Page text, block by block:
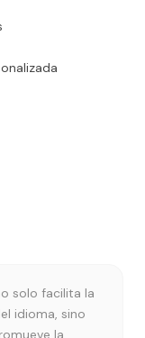
solo facilita la
idioma, sino
la